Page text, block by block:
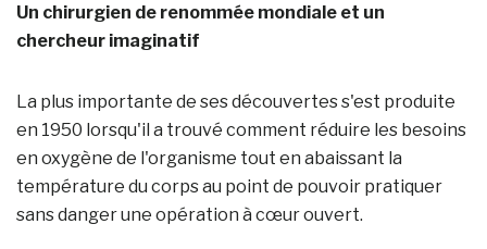
Un chirurgien de renommée mondiale et un
chercheur imaginatif
La plus importante de ses découvertes s'est produite
en 1950 lorsqu'il a trouvé comment réduire les besoins
en oxygène de l'organisme tout en abaissant la
température du corps au point de pouvoir pratiquer
sans danger une opération à cœur ouvert.